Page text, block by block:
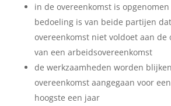
in de overeenkomst is
bedoeling is van beide partijen
overeenkomst niet voldoet aan de
van een arbeidsovereenkomst
de werkzaamheden worden
overeenkomst aangegaan voor
hoogste een jaar